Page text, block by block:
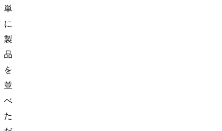
単
に
製
品
を
並
べ
た